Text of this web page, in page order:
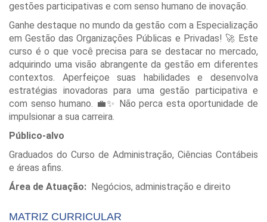
gestões participativas e com senso humano de inovação.
Ganhe destaque no mundo da gestão com a Especialização
em Gestão das Organizações Públicas e Privadas! 🚀 Este
curso é o que você precisa para se destacar no mercado,
adquirindo uma visão abrangente da gestão em diferentes
contextos. Aperfeiçoe suas habilidades e desenvolva
estratégias inovadoras para uma gestão participativa e
com senso humano. 💼✨
Não perca esta oportunidade de
impulsionar a sua carreira.
Público-alvo
Graduados do Curso de Administração, Ciências Contábeis
e áreas afins.
Área de Atuação: Negócios, administração e direito
MATRIZ CURRICULAR